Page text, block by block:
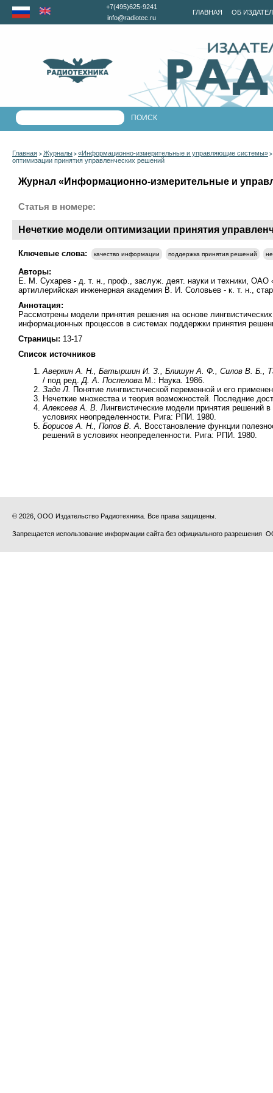
ГЛАВНАЯ ОБ
+7(495)625-9241
info@radiotec.ru
Главная > Журналы > «Информационно-измерительные и управляющие системы» >
оптимизации принятия управленческих решений
Журнал «Информационно-измерительные и
Статья в номере:
Нечеткие модели оптимизации принятия
Ключевые слова: качество информации поддержка принятия решений
Авторы:
Е. М. Сухарев - д. т. н., проф., заслуж. деят. науки и техники,
артиллерийская инженерная академия В. И. Соловьев - к. т. н.,
Аннотация:
Рассмотрены модели принятия решения на основе
информационных процессов в системах поддержки принятия
Страницы: 13-17
Список источников
Аверкин А. Н., Батыршин И. З., Блишун А. Ф., Силов В. Б.,
/ под ред.Д. А. Поспелова. М.: Наука. 1986.
Заде Л. Понятие лингвистической переменной и его
Нечеткие множества и теория возможностей. Последние
Алексеев А. В. Лингвистические модели принятия решений
условиях неопределенности. Рига: РПИ. 1980.
Борисов А. Н., Попов В. А. Восстановление функции
решений в условиях неопределенности. Рига: РПИ. 1980.
© 2026, ООО Издательство Радиотехника. Все права защищены.
Запрещается использование информации сайта без официального разрешения